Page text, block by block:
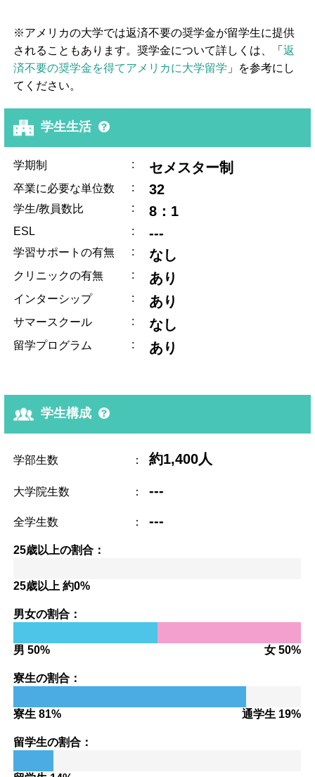
※アメリカの大学では返済不要の奨学金が留学生に提供
されることもあります。奨学金について詳しくは、「返
済不要の奨学金を得てアメリカに大学留学 」を参考にし
てください。
学生生活
学期制 : セメスター制
卒業に必要な単位数 : 32
学生/教員数比 : 8：1
ESL : ---
学習サポートの有無 : なし
クリニックの有無 : あり
インターシップ : あり
サマースクール : なし
留学プログラム : あり
学生構成
学部生数 ： 約1,400人
大学院生数 ： ---
全学生数 ： ---
25歳以上の割合：
25歳以上 約0%
男女の割合：
男 50% 女 50%
寮生の割合：
寮生 81% 通学生 19%
留学生の割合：